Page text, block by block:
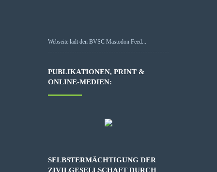
Webseite lädt den BVSC Mastodon Feed...
PUBLIKATIONEN, PRINT &
ONLINE-MEDIEN:
SELBSTERMÄCHTIGUNG DER
ZIVILGESELLSCHAFT DURCH